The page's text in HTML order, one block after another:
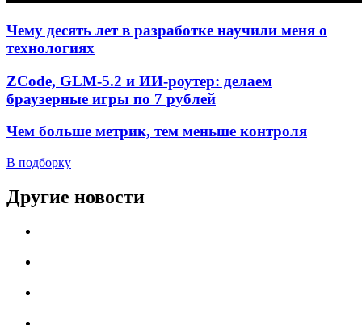
Чему десять лет в разработке научили меня о
технологиях
ZCode, GLM-5.2 и ИИ-роутер: делаем
браузерные игры по 7 рублей
Чем больше метрик, тем меньше контроля
В подборку
Другие новости